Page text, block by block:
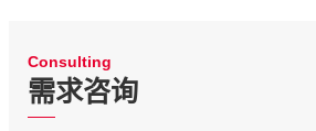
Consulting
需求咨询